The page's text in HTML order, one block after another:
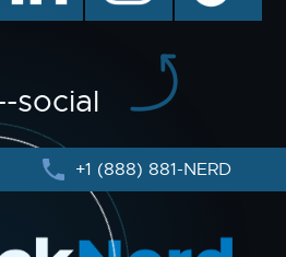
social
+1 (888) 881-NERD